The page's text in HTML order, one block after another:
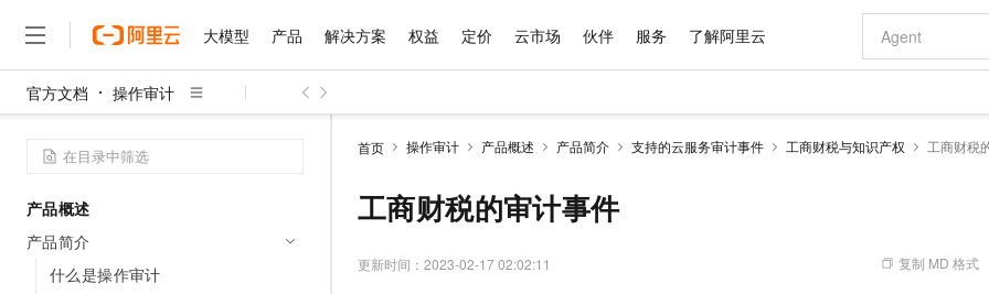
大模型 产品 解决方案 权益 定价 云市场 伙伴 服务 了解阿里云
官方文档 操作审计
产品概述
产品简介
什么是操作审计
首页 操作审计 产品概述 产品简介 支持的云服务审计事件 工商财税与知识产权 工商财税
工商财税的审计事件
更新时间： 2023-02-17 02:02:11 复制 MD 格式
大模型
千问AI平台 大模型
产品
精选产品
精选产品
大模型服务与应用平台
多元化、高性能、安全可靠的大模型服务
解决方案
精选解决方案
精选解决方案
企业级Agent产品，直接交付可用成果
轻松解锁专属
权益 普惠上云
云服务器38元/年起，超值低价云产品抢先购
推荐新用户得奖励，单订单最高返9万
AI 特惠 AI 场景体
从图文生成到
定价 产品定价
了解云产品的定价详情
云上成本管理
管理和优化成本
价格计算器
自助选配和估算价格
配置报价
云市场 精选商城
多端小程序
数据与 API
手机三要素
基础软件
伙伴 成为销售伙伴
咨询伙伴
销售伙伴合作计划
成为产品伙伴
产品生态伙伴
产品伙伴
服务 售前咨询
售后服务
自助服务
企业增值服务
专家技术服务
阿里云认证
了解阿里云 为什么选择阿里云
技术领先
最佳实践
云上奥运之旅
市场活动